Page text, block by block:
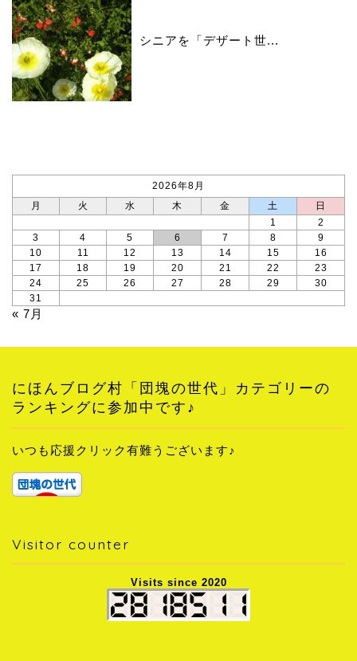
シニアを「デザート世...
2026年8月
月
火 水 木 金 土
日
1
2
3
4 5 6 7 8
9
10
11 12 13 14 15
16
17
18 19 20 21 22
23
24
25 26 27 28 29
30
31
« 7月
にほんブログ村「団塊の世代」カテゴリーの
ランキングに参加中です♪
いつも応援クリック有難うございます♪
Visitor counter
Visits since 2020